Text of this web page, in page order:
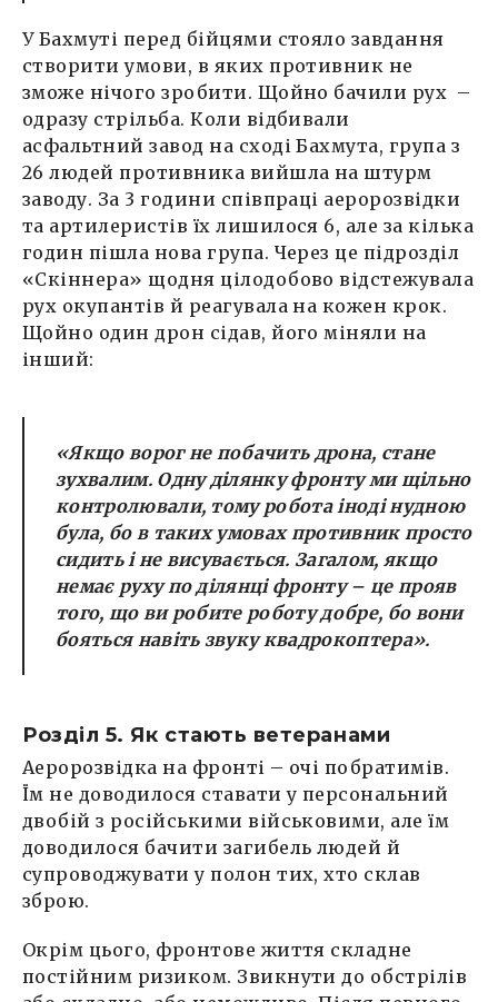
У Бахмуті перед бійцями стояло завдання
створити умови, в яких противник не
зможе нічого зробити. Щойно бачили рух –
одразу стрільба. Коли відбивали
асфальтний завод на сході Бахмута, група з
26 людей противника вийшла на штурм
заводу. За 3 години співпраці аеророзвідки
та артилеристів їх лишилося 6, але за кілька
годин пішла нова група. Через це підрозділ
«Скіннера» щодня цілодобово відстежувала
рух окупантів й реагувала на кожен крок.
Щойно один дрон сідав, його міняли на
інший:
«Якщо ворог не побачить дрона, стане
зухвалим. Одну ділянку фронту ми щільно
контролювали, тому робота іноді нудною
була, бо в таких умовах противник просто
сидить і не висувається. Загалом, якщо
немає руху по ділянці фронту – це прояв
того, що ви робите роботу добре, бо вони
бояться навіть звуку квадрокоптера».
Розділ 5. Як стають ветеранами
Аеророзвідка на фронті – очі побратимів.
Їм не доводилося ставати у персональний
двобій з російськими військовими, але їм
доводилося бачити загибель людей й
супроводжувати у полон тих, хто склав
зброю.
Окрім цього, фронтове життя складне
постійним ризиком. Звикнути до обстрілів